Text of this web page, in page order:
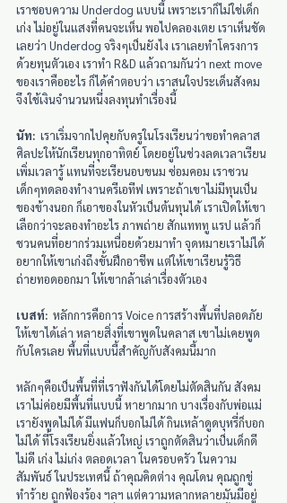
เราชอบความ Underdog แบบนี้ เพราะเราก็ไม่ใช่เด็ก
เก่ง ไม่อยู่ในแสงที่คนจะเห็น พอไปคลองเตย เราเห็นชัด
เลยว่า Underdog จริงๆเป็นยังไง เราเลยทำโครงการ
ด้วยทุนตัวเอง เราทำ R&D แล้วถามกันว่า next move
ของเราคืออะไร ก็ได้คำตอบว่า เราสนใจประเด็นสังคม
จึงใช้เงินจำนวนหนึ่งลงทุนทำเรื่องนี้
นัท: เราเริ่มจากไปคุยกับครูในโรงเรียนว่าขอทำคลาส
ศิลปะให้นักเรียนทุกอาทิตย์ โดยอยู่ในช่วงลดเวลาเรียน
เพิ่มเวลารู้ แทนที่จะเรียนอบขนม ซ่อมคอม เราชวน
เด็กๆทดลองทำงานครีเอทีฟ เพราะถ้าเขาไม่มีทุนเป็น
ของข้างนอก ก็เอาของในหัวเป็นต้นทุนได้ เราเปิดให้เขา
เลือกว่าจะลองทำอะไร ภาพถ่าย สักแทททู แรป แล้วก็
ชวนคนที่อยากร่วมเหนื่อยด้วยมาทำ จุดหมายเราไม่ได้
อยากให้เขาเก่งถึงขั้นฝึกอาชีพ แต่ให้เขาเรียนรู้วิธี
ถ่ายทอดออกมา ให้เขากล้าเล่าเรื่องตัวเอง
เบสท์: หลักการคือการ Voice การสร้างพื้นที่ปลอดภัย
ให้เขาได้เล่า หลายสิ่งที่เขาพูดในคลาส เขาไม่เคยพูด
กับใครเลย พื้นที่แบบนี้สำคัญกับสังคมนี้มาก
หลักๆคือเป็นพื้นที่ที่เราฟังกันได้โดยไม่ตัดสินกัน สังคม
เราไม่ค่อยมีพื้นที่แบบนี้ หายากมาก บางเรื่องกับพ่อแม่
เรายังพูดไม่ได้ มีแฟนก็บอกไม่ได้ กินเหล้าดูดบุหรี่ก็บอก
ไม่ได้ ที่โรงเรียนยิ่งแล้วใหญ่ เราถูกตัดสินว่าเป็นเด็กดี
ไม่ดี เก่ง ไม่เก่ง ตลอดเวลา ในครอบครัว ในความ
สัมพันธ์ ในประเทศนี้ ถ้าคุณคิดต่าง คุณโดน คุณถูกขู่
ทำร้าย ถูกฟ้องร้อง ฯลฯ แต่ความหลากหลายมันมีอยู่